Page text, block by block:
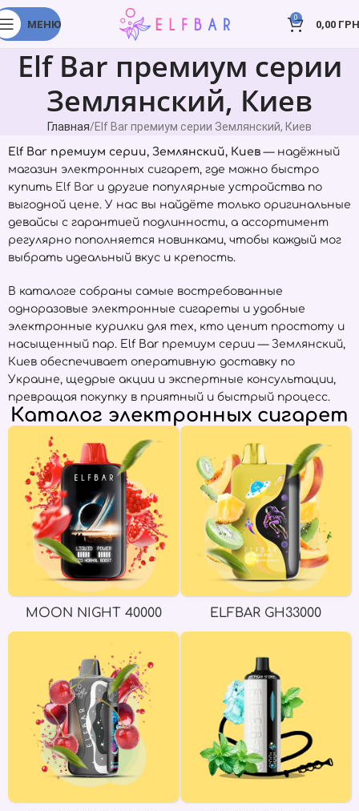
МЕНЮ
0
0,00
Elf Bar премиум серии
Землянский, Киев
Главная Elf Bar премиум серии Землянский, Киев
Elf Bar премиум серии, Землянский, Киев — надёжный
магазин электронных сигарет, где можно быстро
купить Elf Bar и другие популярные устройства по
выгодной цене. У нас вы найдёте только оригинальные
девайсы с гарантией подлинности, а ассортимент
регулярно пополняется новинками, чтобы каждый мог
выбрать идеальный вкус и крепость.
В каталоге собраны самые востребованные
одноразовые электронные сигареты и удобные
электронные курилки для тех, кто ценит простоту и
насыщенный пар. Elf Bar премиум серии — Землянский,
Киев обеспечивает оперативную доставку по
Украине, щедрые акции и экспертные консультации,
превращая покупку в приятный и быстрый процесс.
Каталог электронных сигарет
MOON NIGHT 40000 ELFBAR GH33000